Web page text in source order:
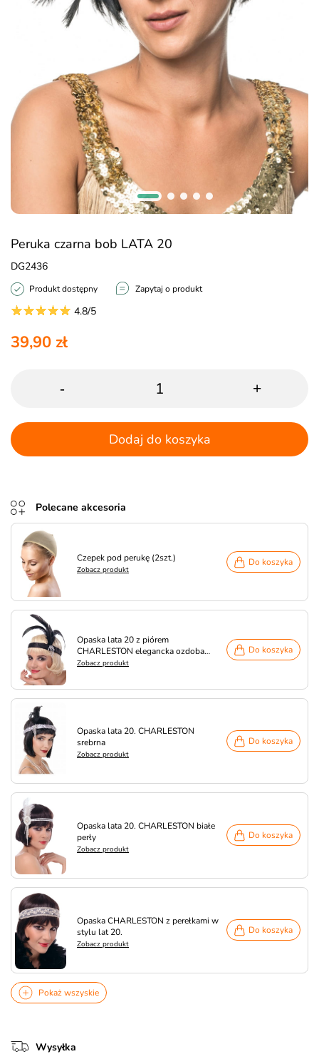
Peruka czarna bob LATA 20
DG2436
Produkt dostępny Zapytaj o produkt
4.8/5
39,90 zł
- +
Dodaj do koszyka
Polecane akcesoria
Czepek pod perukę (2szt.)
Zobacz produkt
Do koszyka
Opaska lata 20 z piórem
CHARLESTON elegancka ozdoba
głowy
Zobacz produkt
Do koszyka
Opaska lata 20. CHARLESTON
srebrna
Zobacz produkt
Do koszyka
Opaska lata 20. CHARLESTON białe
perły
Zobacz produkt
Do koszyka
Opaska CHARLESTON z perełkami w
stylu lat 20.
Zobacz produkt
Do koszyka
Pokaż wszyskie
Wysyłka